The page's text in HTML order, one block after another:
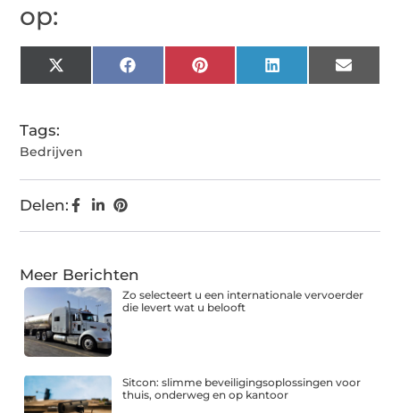
op:
X
(Twitter)
FacebookPinterestLinkedIn Email
Tags:
Bedrijven
Delen:
Meer Berichten
Zo selecteert u een internationale vervoerder
die levert wat u belooft
Sitcon: slimme beveiligingsoplossingen voor
thuis, onderweg en op kantoor